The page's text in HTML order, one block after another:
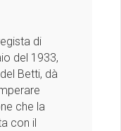
di
del 1933,
Betti, dà
che la
con il